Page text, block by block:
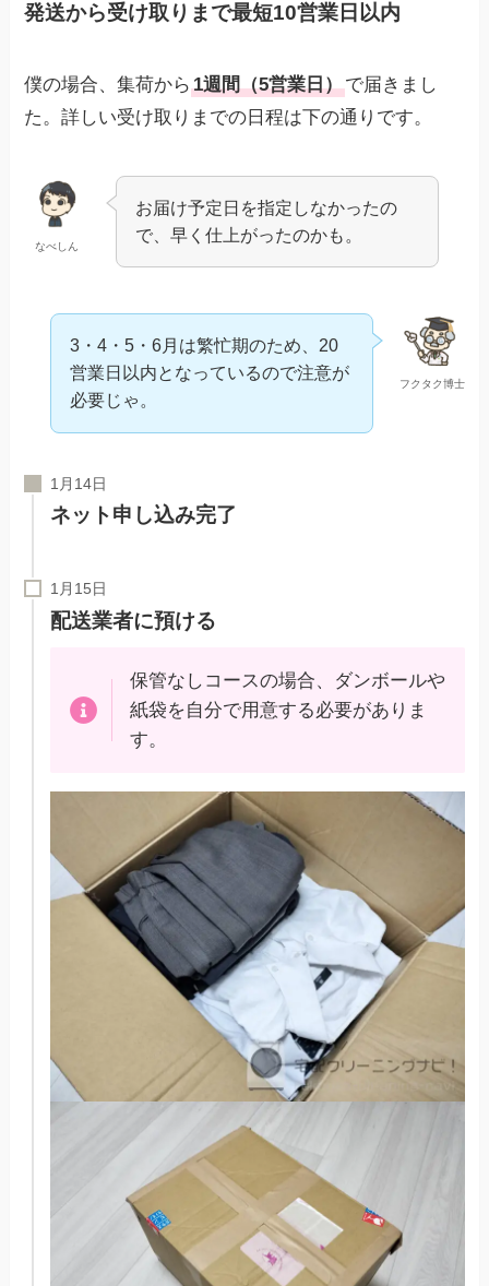
発送から受け取りまで最短10営業日以内
僕の場合、集荷から1週間（5営業日）で届きまし
た。詳しい受け取りまでの日程は下の通りです。
なべしん
お届け予定日を指定しなかったの
で、早く仕上がったのかも。
フクタク博士
3・4・5・6月は繁忙期のため、20
営業日以内となっているので注意が
必要じゃ。
ネット申し込み完了
配送業者に預ける
保管なしコースの場合、ダンボールや
紙袋を自分で用意する必要がありま
す。